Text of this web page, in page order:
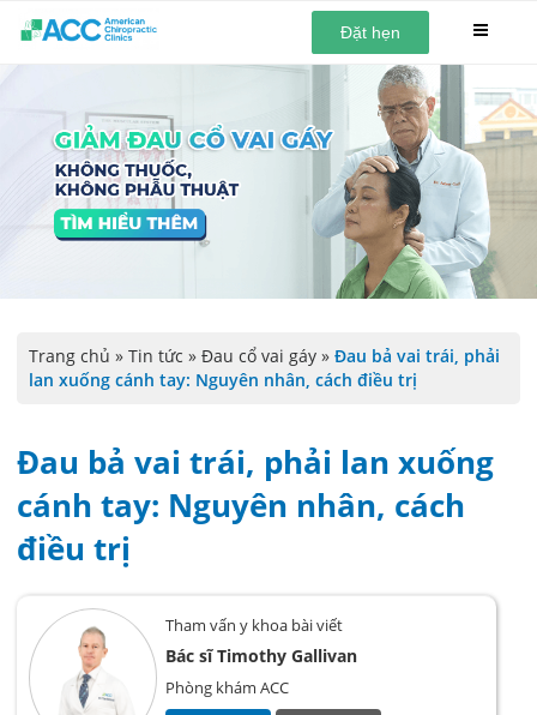
Đặt hẹn
Trang chủ » Tin tức » Đau cổ vai gáy » Đau bả vai trái, phải
lan xuống cánh tay: Nguyên nhân, cách điều trị
Đau bả vai trái, phải lan xuống
cánh tay: Nguyên nhân, cách
điều trị
Tham vấn y khoa bài viết
Bác sĩ Timothy Gallivan
Phòng khám ACC